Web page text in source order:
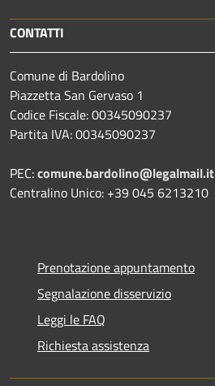
CONTATTI
Comune di Bardolino
Piazzetta San Gervaso 1
Codice Fiscale: 00345090237
Partita IVA: 00345090237
PEC:comune.bardolino@legalmail.it
Centralino Unico: +39 045 6213210
Prenotazione appuntamento
Segnalazione disservizio
Leggi le FAQ
Richiesta assistenza